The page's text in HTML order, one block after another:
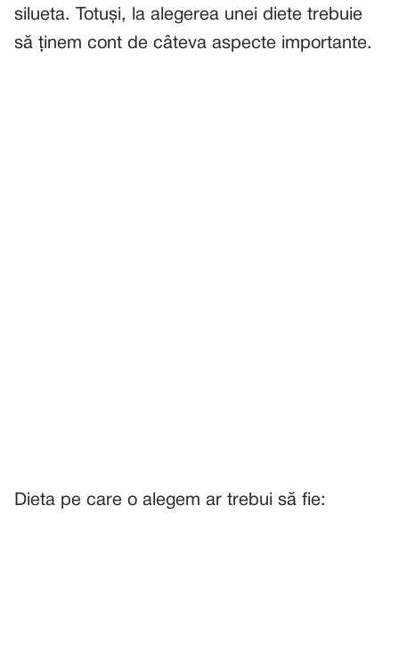
silueta. Totuși, la alegerea unei diete trebuie
să ținem cont de câteva aspecte importante.
Dieta pe care o alegem ar trebui să fie: